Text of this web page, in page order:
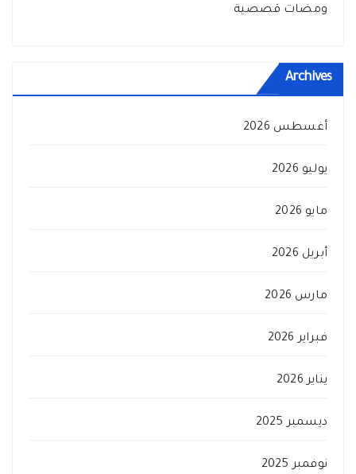
ومضات قصصية
Archives
أغسطس 2026
يوليو 2026
مايو 2026
أبريل 2026
مارس 2026
فبراير 2026
يناير 2026
ديسمبر 2025
نوفمبر 2025